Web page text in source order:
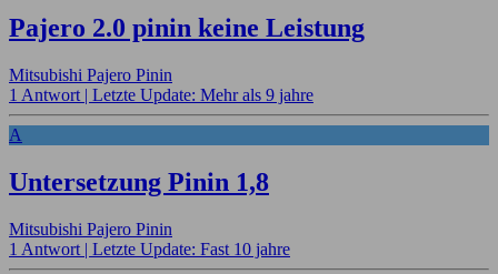
Pajero 2.0 pinin keine Leistung
Mitsubishi Pajero Pinin
1 Antwort | Letzte Update: Mehr als 9 jahre
A
Untersetzung Pinin 1,8
Mitsubishi Pajero Pinin
1 Antwort | Letzte Update: Fast 10 jahre